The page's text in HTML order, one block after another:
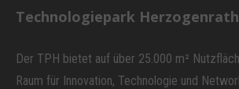
Technologiepark Herzogenrath
Der TPH bietet auf über 25.000 m²
Raum für Innovation, Technologie und